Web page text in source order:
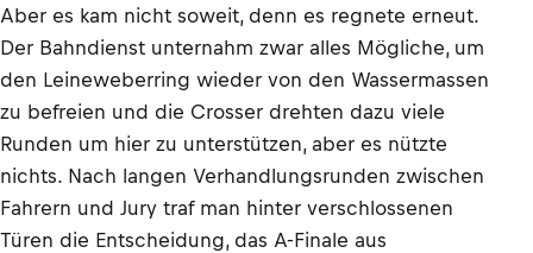
Aber es kam nicht soweit, denn es regnete erneut.
Der Bahndienst unternahm zwar alles Mögliche, um
den Leineweberring wieder von den Wassermassen
zu befreien und die Crosser drehten dazu viele
Runden um hier zu unterstützen, aber es nützte
nichts. Nach langen Verhandlungsrunden zwischen
Fahrern und Jury traf man hinter verschlossenen
Türen die Entscheidung, das A-Finale aus